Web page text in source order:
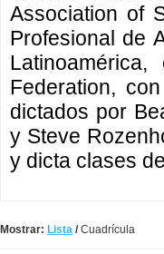
Association of
Profesional de
Federation,
dictados por
y Steve
y dicta clases
Mostrar: Lista /Cuadrícula